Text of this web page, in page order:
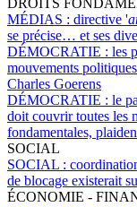
DROITS
MÉDIAS : directive '
se précise… et ses
DÉMOCRATIE : les
mouvements
Charles Goerens
DÉMOCRATIE : le
doit couvrir toutes les
fondamentales,
SOCIAL
SOCIAL :
de blocage existerait
ÉCONOMIE -